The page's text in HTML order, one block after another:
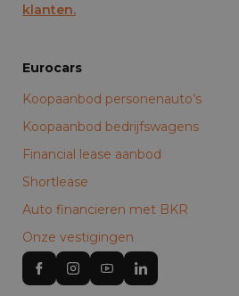
klanten.
Eurocars
Koopaanbod personenauto’s
Koopaanbod bedrijfswagens
Financial lease aanbod
Shortlease
Auto financieren met BKR
Onze vestigingen